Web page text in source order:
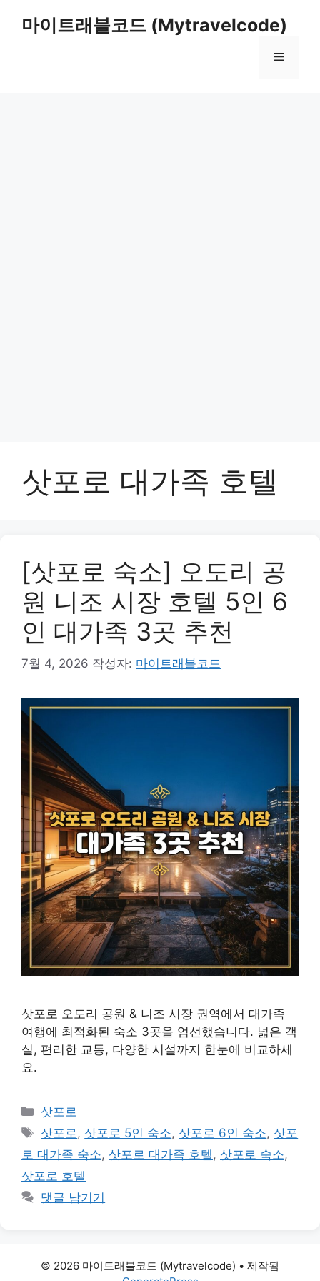
마이트래블코드 (Mytravelcode)
메
삿포로 대가족 호텔
[삿포로 숙소] 오도리 공
원 니조 시장 호텔 5인 6
인 대가족 3곳 추천
7월 4, 2026 작성자: 마이트래블코드
삿포로 오도리 공원 & 니조 시장 권역에서 대가족
여행에 최적화된 숙소 3곳을 엄선했습니다. 넓은 객
실, 편리한 교통, 다양한 시설까지 한눈에 비교하세
요.
카
테
고
리
삿포로
태
그
삿포로 , 삿포로 5인 숙소, 삿포로 6인 숙소, 삿포
로 대가족 숙소, 삿포로 대가족 호텔 , 삿포로 숙소,
삿포로 호텔
댓글 남기기
© 2026 마이트래블코드 (Mytravelcode) • 제작됨